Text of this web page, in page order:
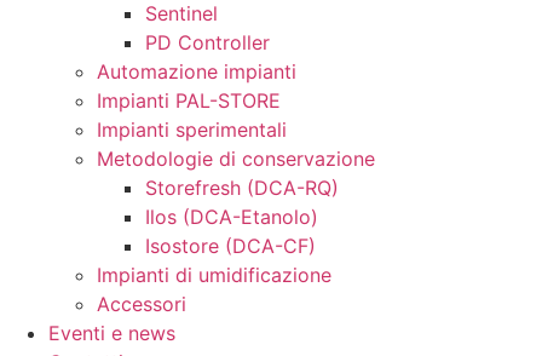
Sentinel
PD Controller
Automazione impianti
Impianti PAL-STORE
Impianti sperimentali
Metodologie di conservazione
Storefresh (DCA-RQ)
Ilos (DCA-Etanolo)
Isostore (DCA-CF)
Impianti di umidificazione
Accessori
Eventi e news